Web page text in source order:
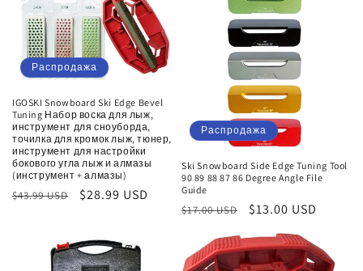
Распродажа
IGOSKI Snowboard Ski Edge Bevel
Tuning Набор воска для лыж,
инструмент для сноуборда,
точилка для кромок лыж, тюнер,
инструмент для настройки
бокового угла лыж и алмазы
(инструмент + алмазы)
Обычная
$43.99 USD
Цена
$28.99 USD
Распродажа
Ski Snowboard Side Edge Tuning Tool
90 89 88 87 86 Degree Angle File
Guide
Обычная
$17.00 USD
Цена
скидкой
$13.00 USD